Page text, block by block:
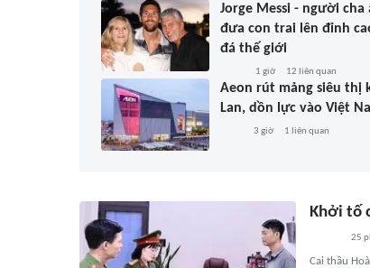
Jorge Messi - người cha
đưa con trai lên đỉnh
đá thế giới
1 giờ 12 liên quan
Aeon rút mảng siêu thị
Lan, dồn lực vào Việt
3 giờ 1 liên quan
Khởi tố
25
Cai thầu